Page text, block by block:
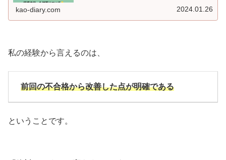
kao-diary.com 2024.01.26
私の経験から言えるのは、
前回の不合格から改善した点が明確である
ということです。